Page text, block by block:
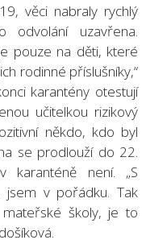
věci nabraly rychlý
uzavřena.
pouze na děti, které
rodinné příslušníky,“
karantény otestují
učitelkou rizikový
někdo, kdo byl
se prodlouží do 22.
karanténě není. „S
jsem v pořádku. Tak
školy, je to